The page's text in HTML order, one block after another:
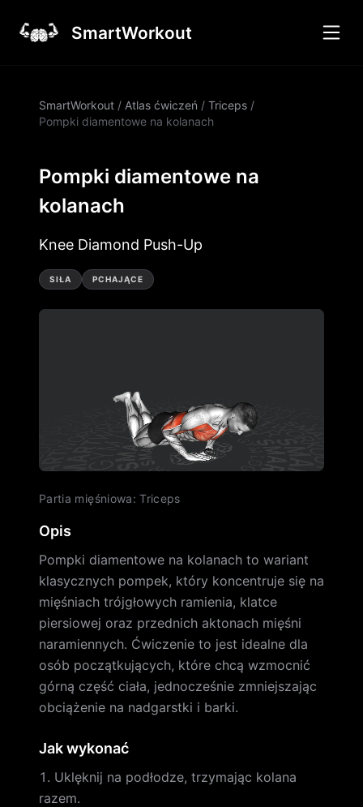
SmartWorkout
SmartWorkout / Atlas ćwiczeń / Triceps /
Pompki diamentowe na kolanach
Pompki diamentowe na
kolanach
Knee Diamond Push-Up
SIŁA PCHAJĄCE
Partia mięśniowa: Triceps
Opis
Pompki diamentowe na kolanach to wariant
klasycznych pompek, który koncentruje się na
mięśniach trójgłowych ramienia, klatce
piersiowej oraz przednich aktonach mięśni
naramiennych. Ćwiczenie to jest idealne dla
osób początkujących, które chcą wzmocnić
górną część ciała, jednocześnie zmniejszając
obciążenie na nadgarstki i barki.
Jak wykonać
Uklęknij na podłodze, trzymając kolana
razem.